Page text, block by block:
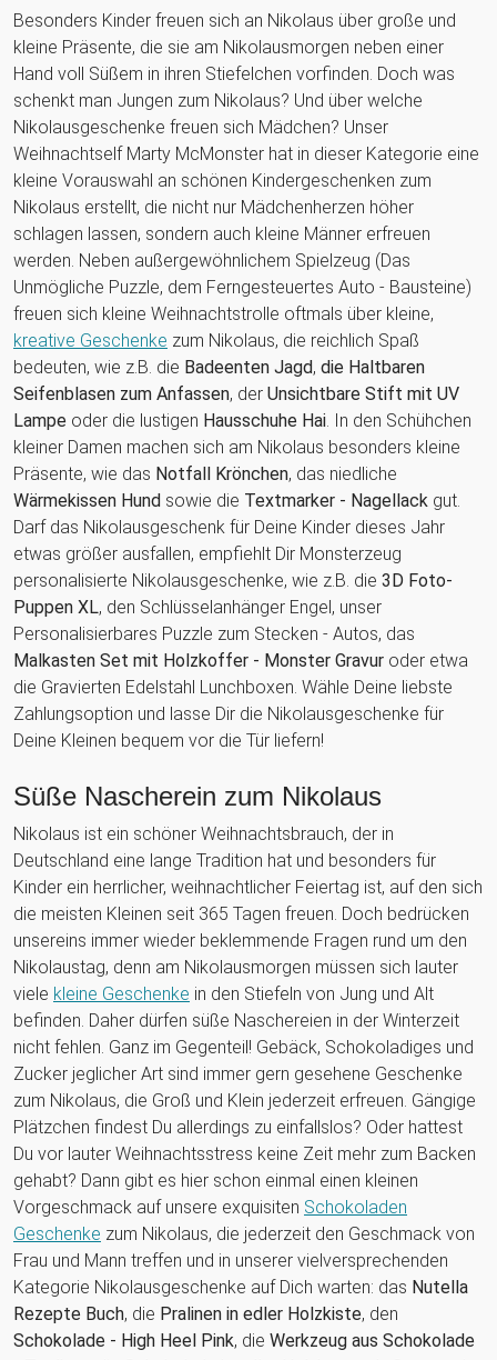
Besonders Kinder freuen sich an Nikolaus über große und
kleine Präsente, die sie am Nikolausmorgen neben einer
Hand voll Süßem in ihren Stiefelchen vorfinden. Doch was
schenkt man Jungen zum Nikolaus? Und über welche
Nikolausgeschenke freuen sich Mädchen? Unser
Weihnachtself Marty McMonster hat in dieser Kategorie eine
kleine Vorauswahl an schönen Kindergeschenken zum
Nikolaus erstellt, die nicht nur Mädchenherzen höher
schlagen lassen, sondern auch kleine Männer erfreuen
werden. Neben außergewöhnlichem Spielzeug (Das
Unmögliche Puzzle, dem Ferngesteuertes Auto - Bausteine)
freuen sich kleine Weihnachtstrolle oftmals über kleine,
kreative Geschenke zum Nikolaus, die reichlich Spaß
bedeuten, wie z.B. die Badeenten Jagd, die Haltbaren
Seifenblasen zum Anfassen, der Unsichtbare Stift mit UV
Lampe oder die lustigen Hausschuhe Hai . In den Schühchen
kleiner Damen machen sich am Nikolaus besonders kleine
Präsente, wie das Notfall Krönchen, das niedliche
Wärmekissen Hund sowie die Textmarker - Nagellack gut.
Darf das Nikolausgeschenk für Deine Kinder dieses Jahr
etwas größer ausfallen, empfiehlt Dir Monsterzeug
personalisierte Nikolausgeschenke, wie z.B. die 3D Foto-
Puppen XL, den Schlüsselanhänger Engel, unser
Personalisierbares Puzzle zum Stecken - Autos, das
Malkasten Set mit Holzkoffer - Monster Gravur oder etwa
die Gravierten Edelstahl Lunchboxen. Wähle Deine liebste
Zahlungsoption und lasse Dir die Nikolausgeschenke für
Deine Kleinen bequem vor die Tür liefern!
Süße Nascherein zum Nikolaus
Nikolaus ist ein schöner Weihnachtsbrauch, der in
Deutschland eine lange Tradition hat und besonders für
Kinder ein herrlicher, weihnachtlicher Feiertag ist, auf den sich
die meisten Kleinen seit 365 Tagen freuen. Doch bedrücken
unsereins immer wieder beklemmende Fragen rund um den
Nikolaustag, denn am Nikolausmorgen müssen sich lauter
viele kleine Geschenke in den Stiefeln von Jung und Alt
befinden. Daher dürfen süße Naschereien in der Winterzeit
nicht fehlen. Ganz im Gegenteil! Gebäck, Schokoladiges und
Zucker jeglicher Art sind immer gern gesehene Geschenke
zum Nikolaus, die Groß und Klein jederzeit erfreuen. Gängige
Plätzchen findest Du allerdings zu einfallslos? Oder hattest
Du vor lauter Weihnachtsstress keine Zeit mehr zum Backen
gehabt? Dann gibt es hier schon einmal einen kleinen
Vorgeschmack auf unsere exquisiten Schokoladen
Geschenke zum Nikolaus, die jederzeit den Geschmack von
Frau und Mann treffen und in unserer vielversprechenden
Kategorie Nikolausgeschenke auf Dich warten: das Nutella
Rezepte Buch, die Pralinen in edler Holzkiste, den
Schokolade - High Heel Pink, die Werkzeug aus Schokolade